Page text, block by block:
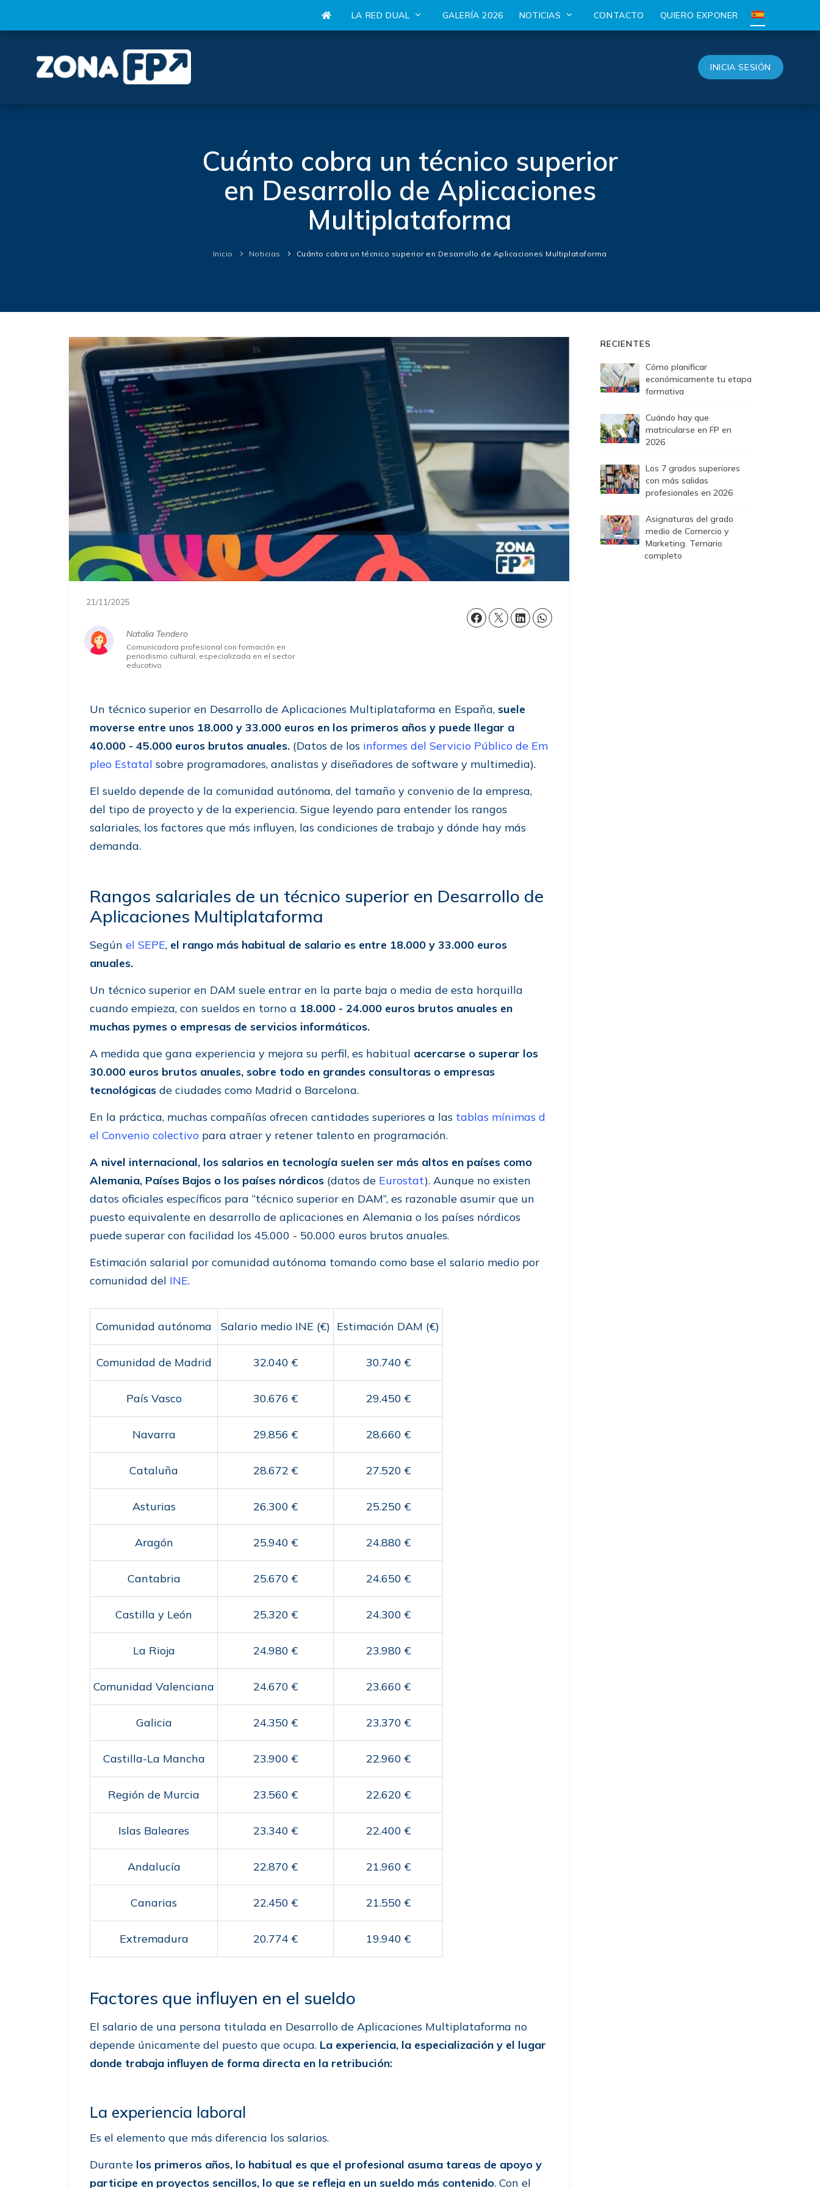
LA RED DUAL GALERÍA 2026 NOTICIAS CONTACTO QUIERO EXPONER
INICIA SESIÓN
Cuánto cobra un técnico superior
en Desarrollo de Aplicaciones
Multiplataforma
Inicio Noticias Cuánto cobra un técnico superior en Desarrollo de Aplicaciones Multiplataforma
21/11/2025
Natalia Tendero
Comunicadora profesional con formación en
periodismo cultural, especializada en el sector
educativo.
Un técnico superior en Desarrollo de Aplicaciones Multiplataforma en España, suele
moverse entre unos 18.000 y 33.000 euros en los primeros años y puede llegar a
40.000 - 45.000 euros brutos anuales. (Datos de los informes del Servicio Público de Em
pleo Estatal sobre programadores, analistas y diseñadores de software y multimedia).
El sueldo depende de la comunidad autónoma, del tamaño y convenio de la empresa,
del tipo de proyecto y de la experiencia. Sigue leyendo para entender los rangos
salariales, los factores que más influyen, las condiciones de trabajo y dónde hay más
demanda.
Rangos salariales de un técnico superior en Desarrollo de
Aplicaciones Multiplataforma
Según el SEPE, el rango más habitual de salario es entre 18.000 y 33.000 euros
anuales.
Un técnico superior en DAM suele entrar en la parte baja o media de esta horquilla
cuando empieza, con sueldos en torno a 18.000 - 24.000 euros brutos anuales en
muchas pymes o empresas de servicios informáticos.
A medida que gana experiencia y mejora su perfil, es habitual acercarse o superar los
30.000 euros brutos anuales, sobre todo en grandes consultoras o empresas
tecnológicas de ciudades como Madrid o Barcelona.
En la práctica, muchas compañías ofrecen cantidades superiores a las tablas mínimas d
el Convenio colectivo para atraer y retener talento en programación.
A nivel internacional, los salarios en tecnología suelen ser más altos en países como
Alemania, Países Bajos o los países nórdicos (datos de Eurostat). Aunque no existen
datos oficiales específicos para “técnico superior en DAM”, es razonable asumir que un
puesto equivalente en desarrollo de aplicaciones en Alemania o los países nórdicos
puede superar con facilidad los 45.000 - 50.000 euros brutos anuales.
Estimación salarial por comunidad autónoma tomando como base el salario medio por
comunidad del INE.
Comunidad autónoma Salario medio INE (€) Estimación DAM (€)
Comunidad de Madrid 32.040 € 30.740 €
País Vasco 30.676 € 29.450 €
Navarra 29.856 € 28.660 €
Cataluña 28.672 € 27.520 €
Asturias 26.300 € 25.250 €
Aragón 25.940 € 24.880 €
Cantabria 25.670 € 24.650 €
Castilla y León 25.320 € 24.300 €
La Rioja 24.980 € 23.980 €
Comunidad Valenciana 24.670 € 23.660 €
Galicia 24.350 € 23.370 €
Castilla-La Mancha 23.900 € 22.960 €
Región de Murcia 23.560 € 22.620 €
Islas Baleares 23.340 € 22.400 €
Andalucía 22.870 € 21.960 €
Canarias 22.450 € 21.550 €
Extremadura 20.774 € 19.940 €
Factores que influyen en el sueldo
El salario de una persona titulada en Desarrollo de Aplicaciones Multiplataforma no
depende únicamente del puesto que ocupa. La experiencia, la especialización y el lugar
donde trabaja influyen de forma directa en la retribución:
La experiencia laboral
Es el elemento que más diferencia los salarios.
Durante los primeros años, lo habitual es que el profesional asuma tareas de apoyo y
participe en proyectos sencillos, lo que se refleja en un sueldo más contenido. Con el
RECIENTES
Cómo planificar
económicamente tu etapa
formativa
Cuándo hay que
matricularse en FP en
2026
Los 7 grados superiores
con más salidas
profesionales en 2026
Asignaturas del grado
medio de Comercio y
Marketing. Temario
completo